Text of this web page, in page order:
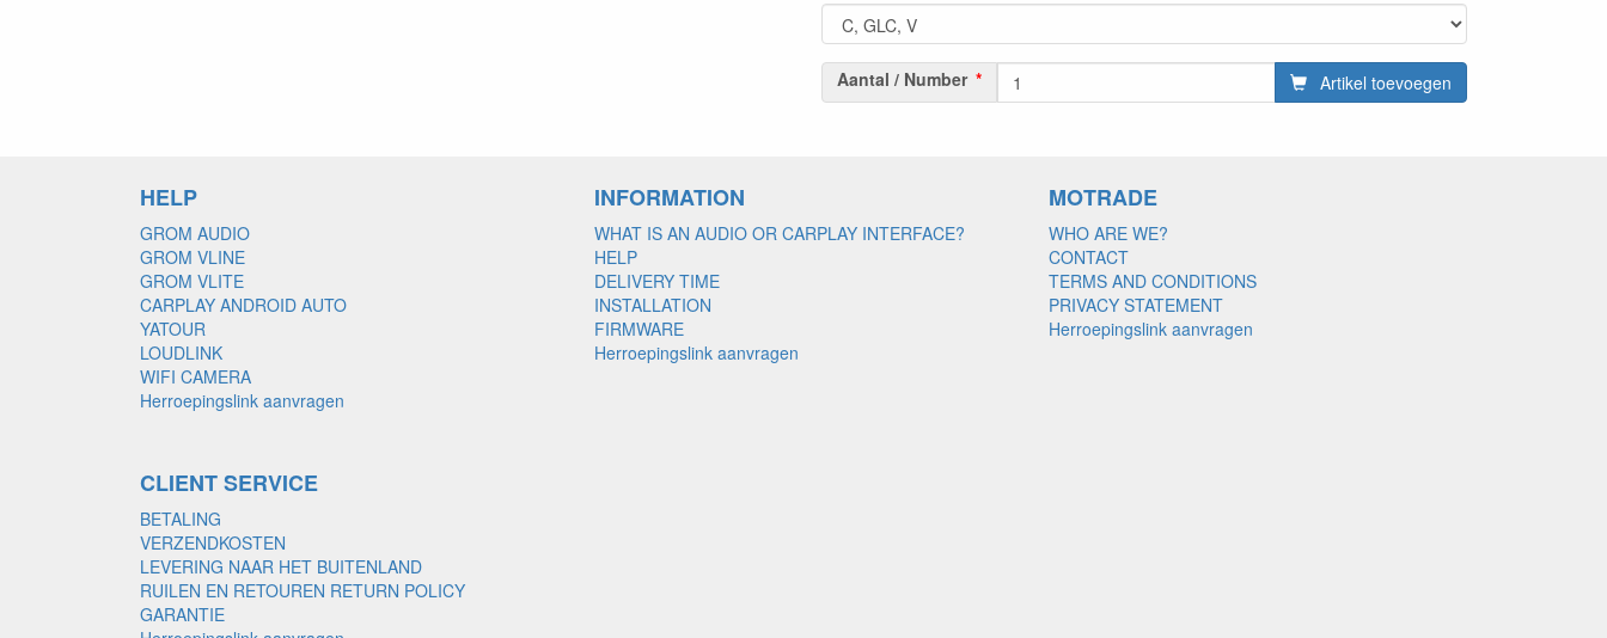
Aantal / Number Artikel toevoegen
HELP
GROM AUDIO
GROM VLINE
GROM VLITE
CARPLAY ANDROID AUTO
YATOUR
LOUDLINK
WIFI CAMERA
Herroepingslink aanvragen
INFORMATION
WHAT IS AN AUDIO OR CARPLAY INTERFACE?
HELP
DELIVERY TIME
INSTALLATION
FIRMWARE
Herroepingslink aanvragen
MOTRADE
WHO ARE WE?
CONTACT
TERMS AND CONDITIONS
PRIVACY STATEMENT
Herroepingslink aanvragen
CLIENT SERVICE
BETALING
VERZENDKOSTEN
LEVERING NAAR HET BUITENLAND
RUILEN EN RETOUREN RETURN POLICY
GARANTIE